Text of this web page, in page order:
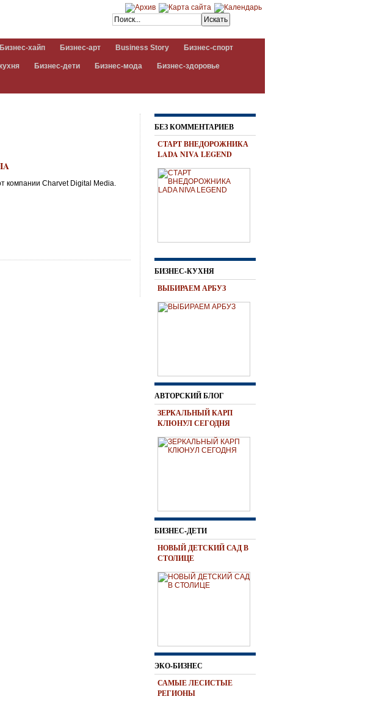
Бизнес-хайп Бизнес-арт Business Story Бизнес-спорт
Бизнес-дети Бизнес-мода Бизнес-здоровье
компании Charvet Digital Media.
БЕЗ КОММЕНТАРИЕВ
СТАРТ ВНЕДОРОЖНИКА
LADA NIVA LEGEND
БИЗНЕС-КУХНЯ
ВЫБИРАЕМ АРБУЗ
АВТОРСКИЙ БЛОГ
ЗЕРКАЛЬНЫЙ КАРП
КЛЮНУЛ СЕГОДНЯ
БИЗНЕС-ДЕТИ
НОВЫЙ ДЕТСКИЙ САД В
СТОЛИЦЕ
ЭКО-БИЗНЕС
САМЫЕ ЛЕСИСТЫЕ
РЕГИОНЫ